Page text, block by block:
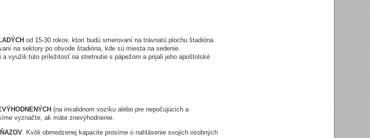
od 15-30 rokov, ktorí budú smerovaní na trávnatú plochu štadióna.
na sektory po obvode štadióna, kde sú miesta na sedenie.
využili túto príležitosť na stretnutie s pápežom a prijali jeho apoštolské
(na invalidnom vozíku alebo pre nepočujúcich a
vyznačte, ak máte znevýhodnenie.
. Kvôli obmedzenej kapacite prosíme o nahlásenie svojich osobných